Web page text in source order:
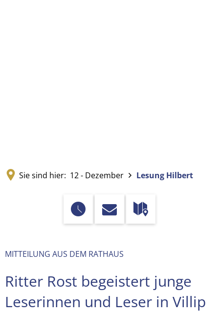
Sie sind hier: 12 - Dezember Lesung Hilbert
MITTEILUNG AUS DEM RATHAUS
Ritter Rost begeistert junge
Leserinnen und Leser in Villip